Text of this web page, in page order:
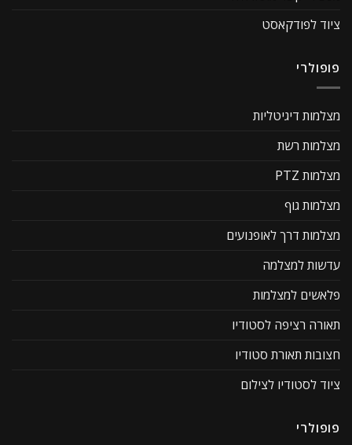
ציוד לפודקאסט
פופולרי
מצלמות דיגיטליות
מצלמות רשת
מצלמות PTZ
מצלמות גוף
מצלמות דרך לאופנועים
עדשות למצלמה
פלאשים למצלמות
תאורה רציפה לסטודיו
חצובות תאורת סטודיו
ציוד לסטודיו לצילום
פופולרי